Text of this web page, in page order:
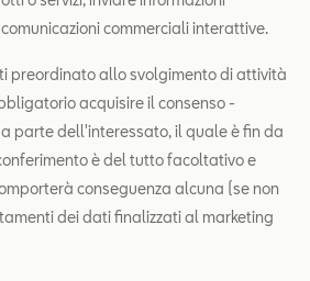
commerciali interattive.
preordinato allo svolgimento di attività
acquisire il consenso -
parte dell'interessato, il quale è fin da
è del tutto facoltativo e
conseguenza alcuna (se non
dei dati finalizzati al marketing